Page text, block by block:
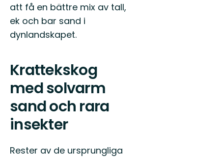
att få en bättre mix av tall,
ek och bar sand i
dynlandskapet.
Krattekskog
med solvarm
sand och rara
insekter
Rester av de ursprungliga